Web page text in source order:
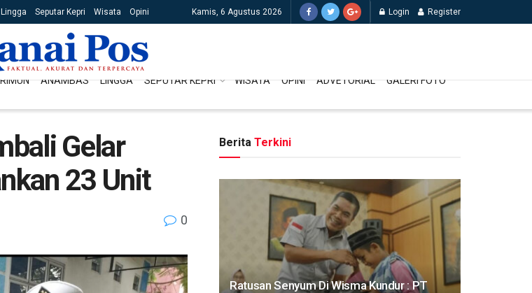
Lingga Seputar Kepri Wisata Opini Kamis, 6 Agustus 2026 Login Register
ANAMBAS LINGGA SEPUTAR KEPRI WISATA OPINI ADVETORIAL GALERI FOTO
Gelar
23 Unit
0
Berita Terkini
Ratusan Senyum Di Wisma Kundur : PT